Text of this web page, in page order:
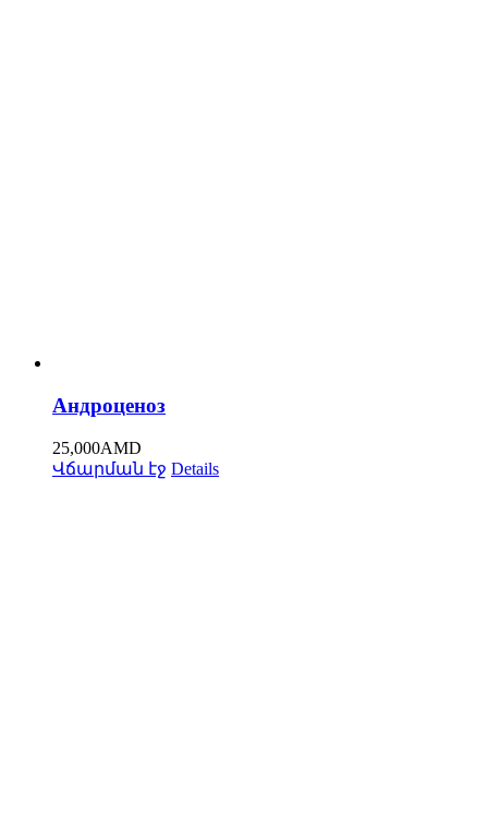
Андроценоз
25,000AMD
Վճարման էջ Details